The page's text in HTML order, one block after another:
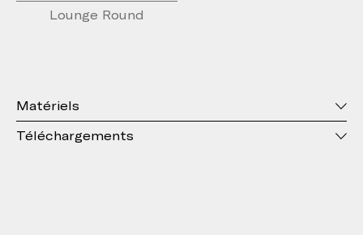
Lounge Round
Matériels
Téléchargements